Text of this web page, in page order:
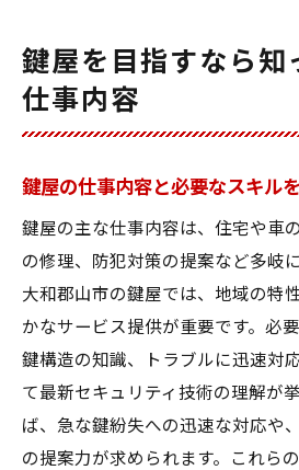
鍵屋を目指すなら知
仕事内容
鍵屋の仕事内容と必要なスキル
鍵屋の主な仕事内容は、住宅や車
の修理、防犯対策の提案など多岐
大和郡山市の鍵屋では、地域の特
かなサービス提供が重要です。必
鍵構造の知識、トラブルに迅速対
て最新セキュリティ技術の理解が
ば、急な鍵紛失への迅速な対応や
の提案力が求められます。これら